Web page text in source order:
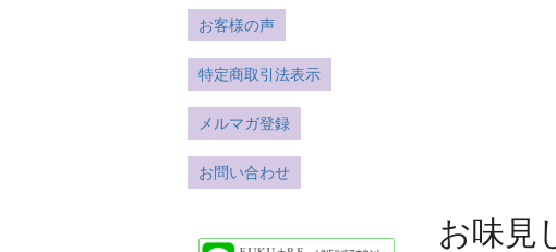
お客様の声
特定商取引法表示
メルマガ登録
お問い合わせ
お味見